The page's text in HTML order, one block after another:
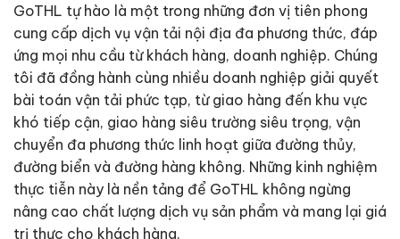
GoTHL tự hào là một trong những đơn vị tiên phong
cung cấp dịch vụ vận tải nội địa đa phương thức, đáp
ứng mọi nhu cầu từ khách hàng, doanh nghiệp. Chúng
tôi đã đồng hành cùng nhiều doanh nghiệp giải quyết
bài toán vận tải phức tạp, từ giao hàng đến khu vực
khó tiếp cận, giao hàng siêu trường siêu trọng, vận
chuyển đa phương thức linh hoạt giữa đường thủy,
đường biển và đường hàng không. Những kinh nghiệm
thực tiễn này là nền tảng để GoTHL không ngừng
nâng cao chất lượng dịch vụ sản phẩm và mang lại giá
trị thực cho khách hàng.